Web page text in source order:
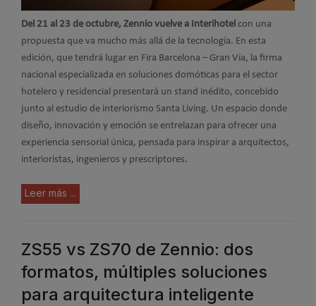
Del 21 al 23 de octubre, Zennio vuelve a Interihotel con una
propuesta que va mucho más allá de la tecnología. En esta
edición, que tendrá lugar en Fira Barcelona – Gran Vía, la firma
nacional especializada en soluciones domóticas para el sector
hotelero y residencial presentará un stand inédito, concebido
junto al estudio de interiorismo Santa Living. Un espacio donde
diseño, innovación y emoción se entrelazan para ofrecer una
experiencia sensorial única, pensada para inspirar a arquitectos,
interioristas, ingenieros y prescriptores.
Leer más ...
ZS55 vs ZS70 de Zennio: dos
formatos, múltiples soluciones
para arquitectura inteligente